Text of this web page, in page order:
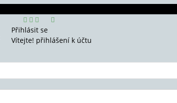
Přihlásit se
Vítejte! přihlášení k účtu